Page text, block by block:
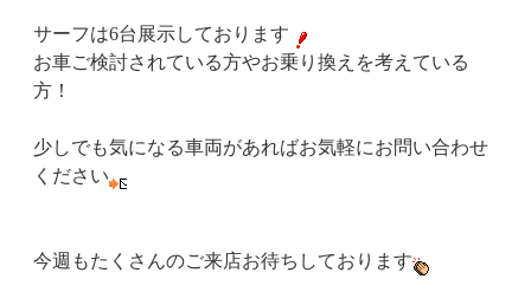
サーフは6台展示しております
お車ご検討されている方やお乗り換えを考えている
方！
少しでも気になる車両があればお気軽にお問い合わせ
ください
今週もたくさんのご来店お待ちしております